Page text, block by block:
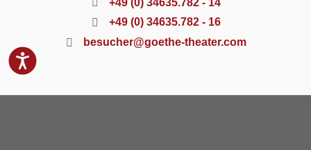
+49 (0) 34635.782 - 16
besucher@goethe-theater.com